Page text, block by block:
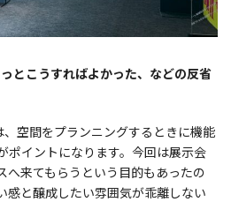
とこうすればよかった、などの反省
空間をプランニングするときに機能
ポイントになります。今回は展示会
へ来てもらうという目的もあったの
感と醸成したい雰囲気が乖離しない